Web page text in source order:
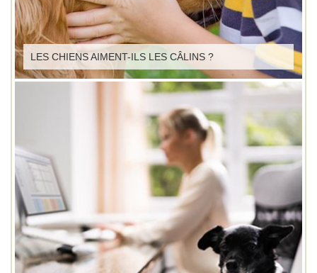
LES CHIENS AIMENT-ILS LES CÂLINS ?